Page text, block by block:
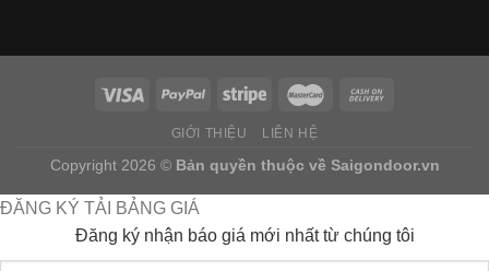
GIỚI THIỆU LIÊN HỆ
Copyright 2026 © Bản quyền thuộc về Saigondoor.vn
ĐĂNG KÝ TẢI BẢNG GIÁ
Đăng ký nhận báo giá mới nhất từ chúng tôi